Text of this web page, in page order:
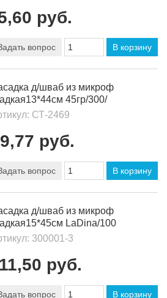
руб.
вопрос В корзину
д/шваб из микроф
45гр/300/
СТ-2469
руб.
вопрос В корзину
д/шваб из микроф
LaDina/100
300001-3
руб.
вопрос В корзину